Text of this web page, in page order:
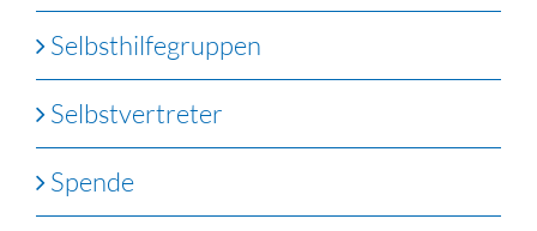
Selbsthilfegruppen
Selbstvertreter
Spende